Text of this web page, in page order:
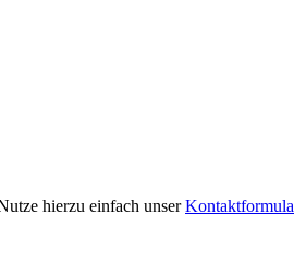
hierzu einfach unser